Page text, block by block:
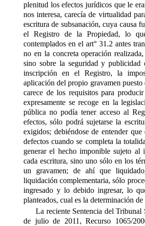
plenitud los efectos jurídicos que le
nos interesa, carecía de virtualidad
escritura de subsanación, cuya causa
el Registro de la Propiedad, lo
contemplados en el art° 31.2 antes
no en la concreta operación
sino sobre la seguridad y
inscripción en el Registro, la
aplicación del propio gravamen puesto
carece de los requisitos para
expresamente se recoge en la
pública no podía tener acceso al
efectos, sólo podrá sujetarse la
exigidos; debiéndose de entender
defectos cuando se completa la
generar el hecho imponible sujeto al
cada escritura, sino uno sólo en los
un gravamen; de ahí que
liquidación complementaria, sólo
ingresado y lo debido ingresar, lo
planteados, cual es la determinación de
La reciente Sentencia del
de julio de 2011, Recurso 1065/